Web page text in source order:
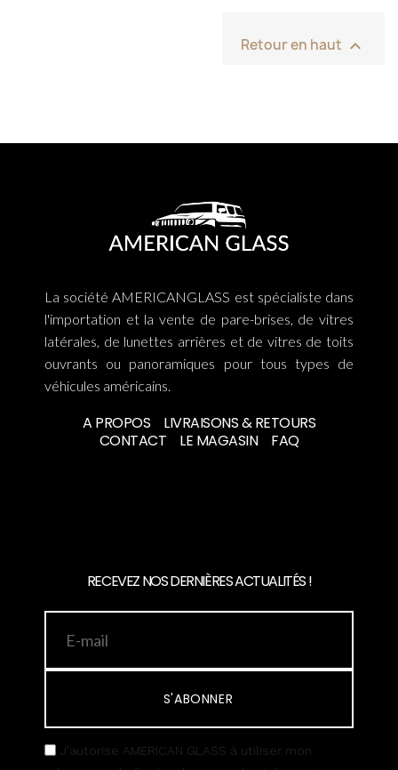
Retour en haut 
La société AMERICANGLASS est spécialiste dans
l'importation et la vente de pare-brises, de vitres
latérales, de lunettes arrières et de vitres de toits
ouvrants ou panoramiques pour tous types de
véhicules américains.
A PROPOS
LIVRAISONS & RETOURS
CONTACT
LE MAGASIN FAQ
RECEVEZ NOS DERNIÈRES ACTUALITÉS !
S'ABONNER
J’autorise AMERICAN GLASS à utiliser mon